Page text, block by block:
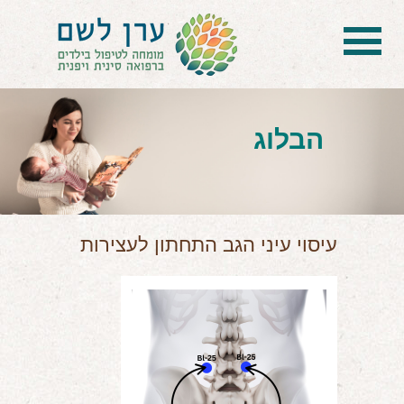
בית
הטיפול
הכל על דיקור סיני ודיקור יפני לילדים
הילד לא מפסיק להיות חולה
בעיות נשימה: קוצר, סטרידור ועוד
קשיים רגשיים, אתגרי התנהגות
בעיות/מחלות נוספות
הבלוג
עיסוי עיני הגב התחתון לעצירות